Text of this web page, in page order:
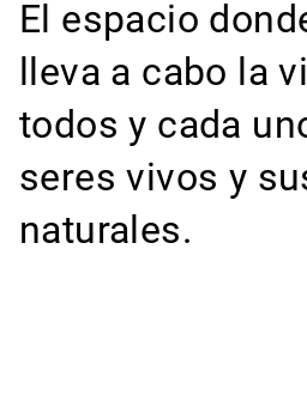
El espacio
lleva a cabo la
todos y cada
seres vivos y
naturales.